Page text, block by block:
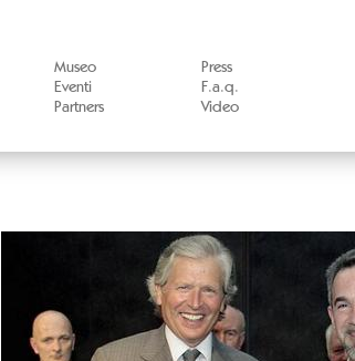
Museo
Eventi
Partners
Press
F.a.q.
Video